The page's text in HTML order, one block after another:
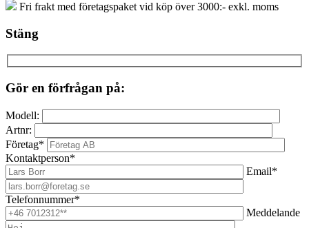
Fri frakt med företagspaket vid köp över 3000:- exkl. moms
Stäng
Gör en förfrågan på:
Modell:
Artnr:
Företag*
Kontaktperson*
Email*
Telefonnummer*
Meddelande